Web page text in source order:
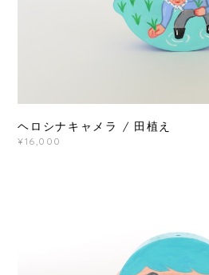
ヘロシナキャメラ / 田植え
¥16,000